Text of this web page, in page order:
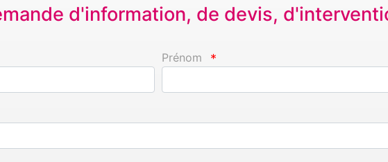
d'information, de devis,
Prénom *